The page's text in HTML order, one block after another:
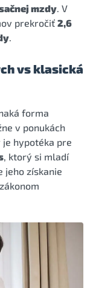
mzdy. V
prekročiť 2,6
.
vs klasická
forma
v ponukách
je hypotéka pre
, ktorý si mladí
jeho získanie